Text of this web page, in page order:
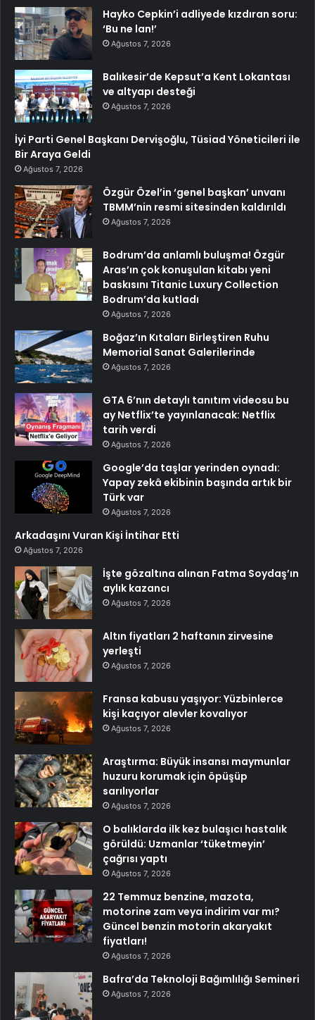
Hayko Cepkin’i adliyede kızdıran soru:
‘Bu ne lan!’
Ağustos 7, 2026
Balıkesir’de Kepsut’a Kent Lokantası
ve altyapı desteği
Ağustos 7, 2026
İyi Parti Genel Başkanı Dervişoğlu, Tüsiad Yöneticileri ile
Bir Araya Geldi
Ağustos 7, 2026
Özgür Özel’in ‘genel başkan’ unvanı
TBMM’nin resmi sitesinden kaldırıldı
Ağustos 7, 2026
Bodrum’da anlamlı buluşma! Özgür
Aras’ın çok konuşulan kitabı yeni
baskısını Titanic Luxury Collection
Bodrum’da kutladı
Ağustos 7, 2026
Boğaz’ın Kıtaları Birleştiren Ruhu
Memorial Sanat Galerilerinde
Ağustos 7, 2026
GTA 6’nın detaylı tanıtım videosu bu
ay Netflix’te yayınlanacak: Netflix
tarih verdi
Ağustos 7, 2026
Google’da taşlar yerinden oynadı:
Yapay zekâ ekibinin başında artık bir
Türk var
Ağustos 7, 2026
Arkadaşını Vuran Kişi İntihar Etti
Ağustos 7, 2026
İşte gözaltına alınan Fatma Soydaş’ın
aylık kazancı
Ağustos 7, 2026
Altın fiyatları 2 haftanın zirvesine
yerleşti
Ağustos 7, 2026
Fransa kabusu yaşıyor: Yüzbinlerce
kişi kaçıyor alevler kovalıyor
Ağustos 7, 2026
Araştırma: Büyük insansı maymunlar
huzuru korumak için öpüşüp
sarılıyorlar
Ağustos 7, 2026
O balıklarda ilk kez bulaşıcı hastalık
görüldü: Uzmanlar ‘tüketmeyin’
çağrısı yaptı
Ağustos 7, 2026
22 Temmuz benzine, mazota,
motorine zam veya indirim var mı?
Güncel benzin motorin akaryakıt
fiyatları!
Ağustos 7, 2026
Bafra’da Teknoloji Bağımlılığı Semineri
Ağustos 7, 2026